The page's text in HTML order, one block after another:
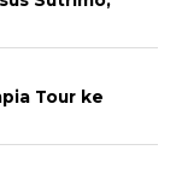
Tour ke